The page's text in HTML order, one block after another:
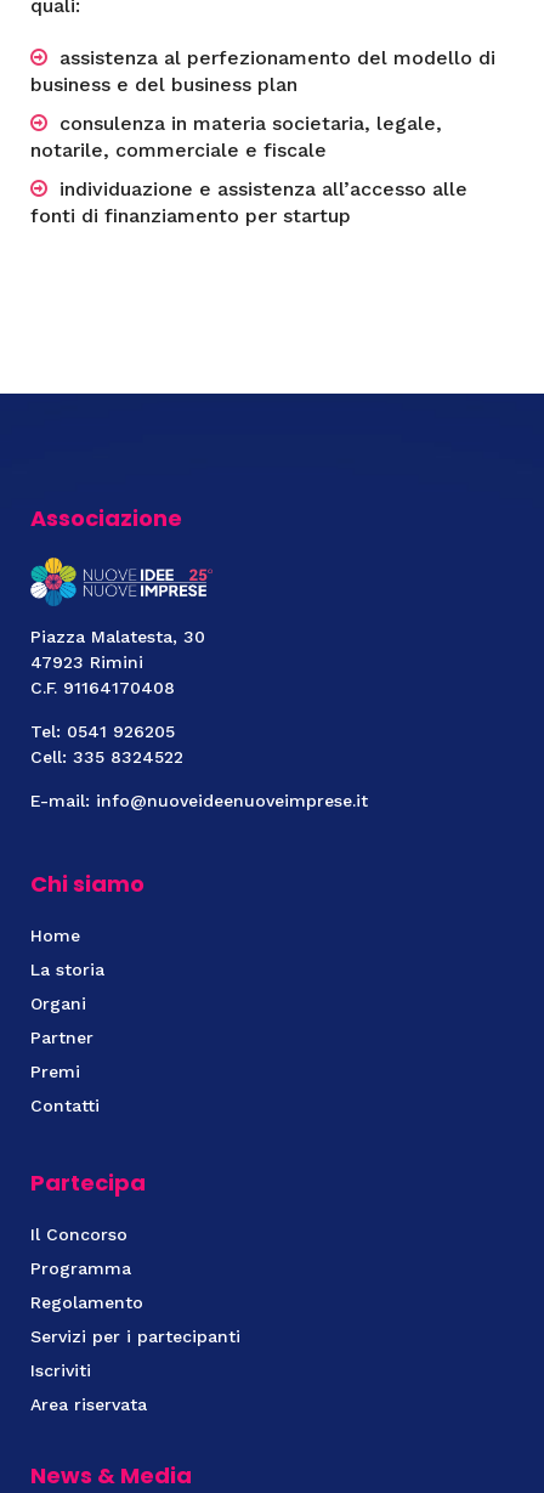
quali:
assistenza al perfezionamento del modello di
business e del business plan
consulenza in materia societaria, legale,
notarile, commerciale e fiscale
individuazione e assistenza all’accesso alle
fonti di finanziamento per startup
Associazione
Piazza Malatesta, 30
47923 Rimini
C.F. 91164170408
Tel: 0541 926205
Cell: 335 8324522
E-mail: info@nuoveideenuoveimprese.it
Chi siamo
Home
La storia
Organi
Partner
Premi
Contatti
Partecipa
Il Concorso
Programma
Regolamento
Servizi per i partecipanti
Iscriviti
Area riservata
News & Media